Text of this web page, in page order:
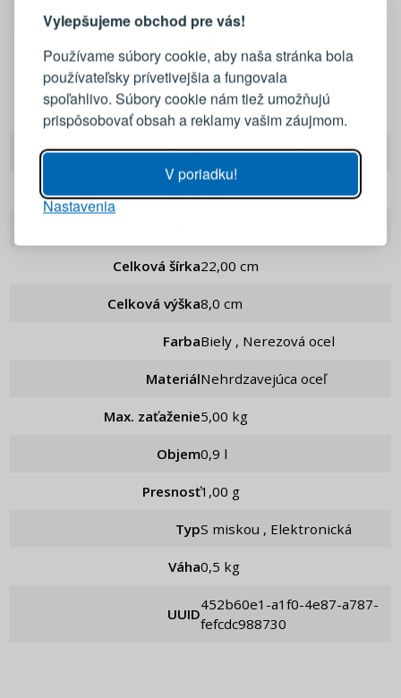
Vylepšujeme obchod pre vás!
Používame súbory cookie, aby naša stránka bola
používateľsky prívetivejšia a fungovala
spoľahlivo. Súbory cookie nám tiež umožňujú
prispôsobovať obsah a reklamy vašim záujmom.
V poriadku!
Nastavenia
Adler Europe
EAN 5902934834704
Kod produktu ad_3166
Celková šírka 22,00 cm
Celková výška 8,0 cm
Farba Biely , Nerezová ocel
Materiál Nehrdzavejúca oceľ
Max. zaťaženie 5,00 kg
Objem 0,9 l
Presnosť 1,00 g
Typ S miskou , Elektronická
Váha 0,5 kg
UUID
452b60e1-a1f0-4e87-a787-
fefcdc988730
Prihláste sa k svojmu účtu
PRIHLÁSIŤ SA
Pripomenutie hesla